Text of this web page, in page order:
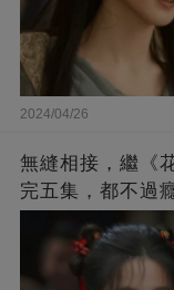
2024/04/26
無縫相接，繼《
完五集，都不過